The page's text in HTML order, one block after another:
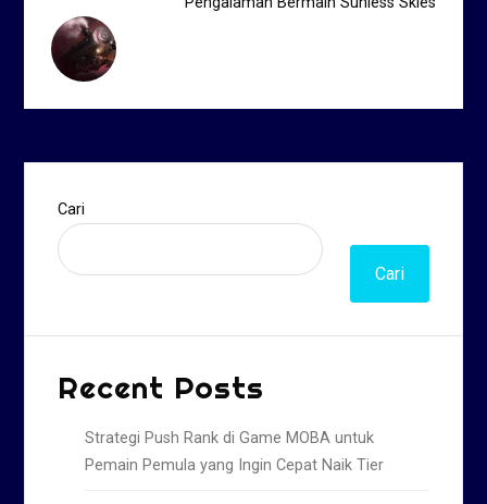
Cari
Cari
Recent Posts
Strategi Push Rank di Game MOBA untuk
Pemain Pemula yang Ingin Cepat Naik Tier